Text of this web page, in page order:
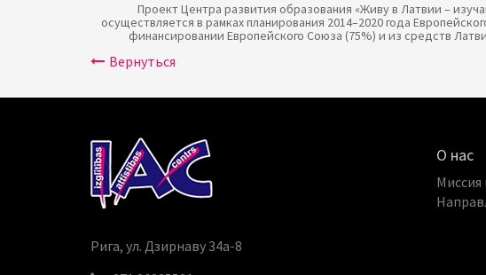
Проект Центра развития образования «Живу в Латвии –
осуществляется в рамках планирования 2014–2020 года
финансировании Европейского Союза (75%) и из средств
Bернуться
Рига, ул. Дзирнаву 34a-8
О нас
Миссия